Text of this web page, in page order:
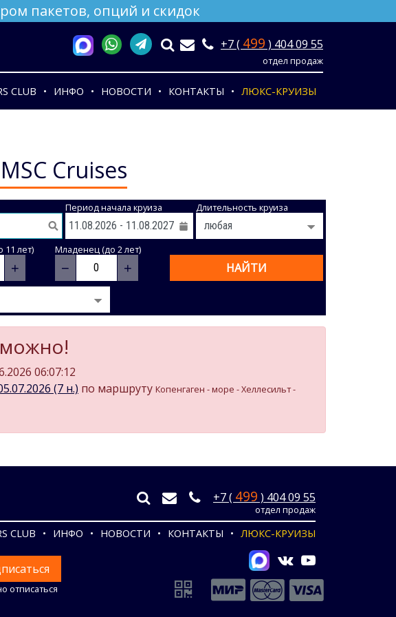
пакетов, опций и скидок
+7 ( 499 ) 404 09 55
отдел продаж
CLUB ИНФО НОВОСТИ КОНТАКТЫ ЛЮКС-КРУИЗЫ
Cruises
Период начала круиза Длительность круиза
11 лет)
+
Младенец (до 2 лет)
− + НАЙТИ
06:07:12
(7 н.) по маршруту Копенгаген - море - Хеллесильт -
+7 ( 499 ) 404 09 55
отдел продаж
CLUB ИНФО НОВОСТИ КОНТАКТЫ ЛЮКС-КРУИЗЫ
отписаться